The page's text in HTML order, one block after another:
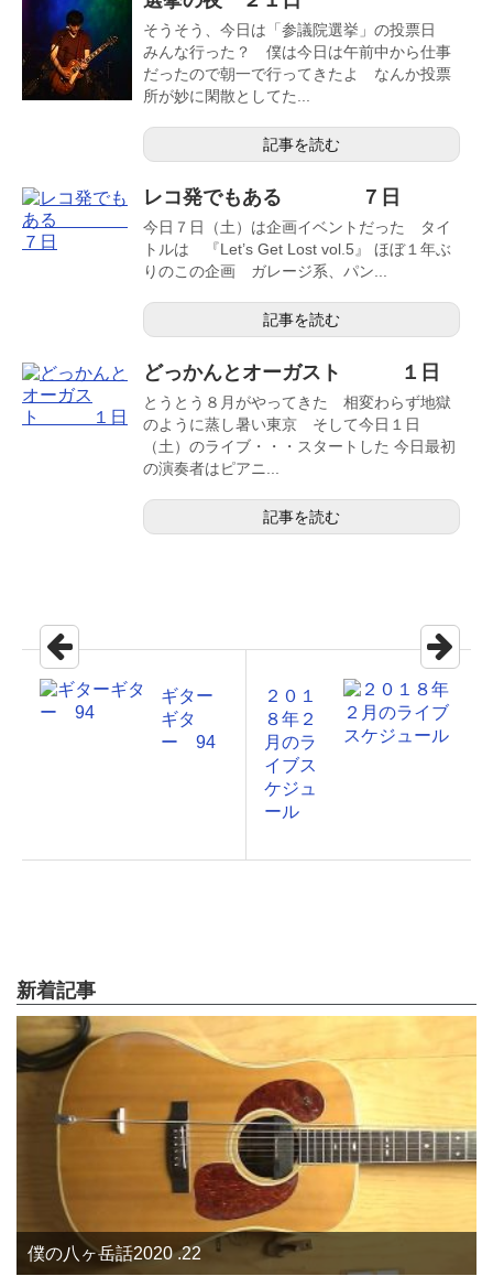
そうそう、今日は「参議院選挙」の投票日
みんな行った？ 僕は今日は午前中から仕事
だったので朝一で行ってきたよ なんか投票
所が妙に閑散としてた...
記事を読む
レコ発でもある ７日
今日７日（土）は企画イベントだった タイ
トルは 『Let’s Get Lost vol.5』 ほぼ１年ぶ
りのこの企画 ガレージ系、パン...
記事を読む
どっかんとオーガスト １日
とうとう８月がやってきた 相変わらず地獄
のように蒸し暑い東京 そして今日１日
（土）のライブ・・・スタートした 今日最初
の演奏者はピアニ...
記事を読む
ギター
ギタ
ー 94
２０１
８年２
月のラ
イブス
ケジュ
ール
新着記事
僕の八ヶ岳話2020 .22